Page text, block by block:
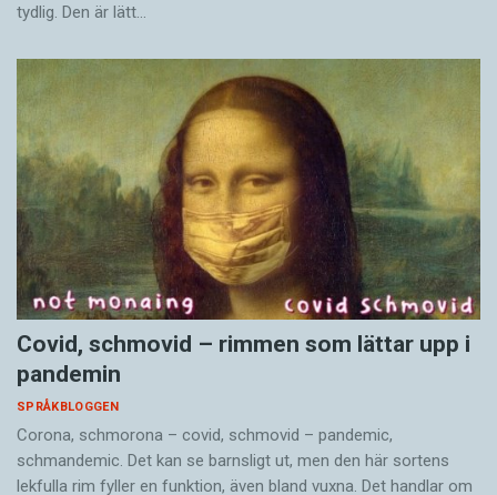
tydlig. Den är lätt…
Covid, schmovid – rimmen som lättar upp i
pandemin
SPRÅKBLOGGEN
Corona, schmorona – covid, schmovid – pandemic,
schmandemic. Det kan se barnsligt ut, men den här sortens
lekfulla rim fyller en funktion, även bland vuxna. Det handlar om